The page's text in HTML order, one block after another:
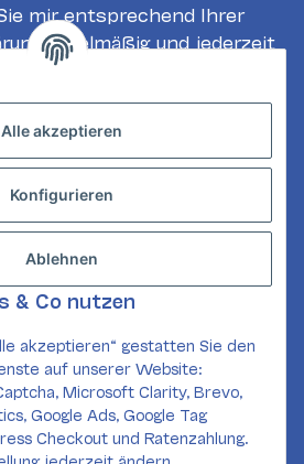
mir entsprechend Ihrer
regelmäßig und jederzeit
Informationen zu Ihrem
Alle akzeptieren
Konfigurieren
Ablehnen
& Co nutzen
akzeptieren“ gestatten Sie den
auf unserer Website:
Microsoft Clarity, Brevo,
Google Ads, Google Tag
Checkout und Ratenzahlung.
jederzeit ändern